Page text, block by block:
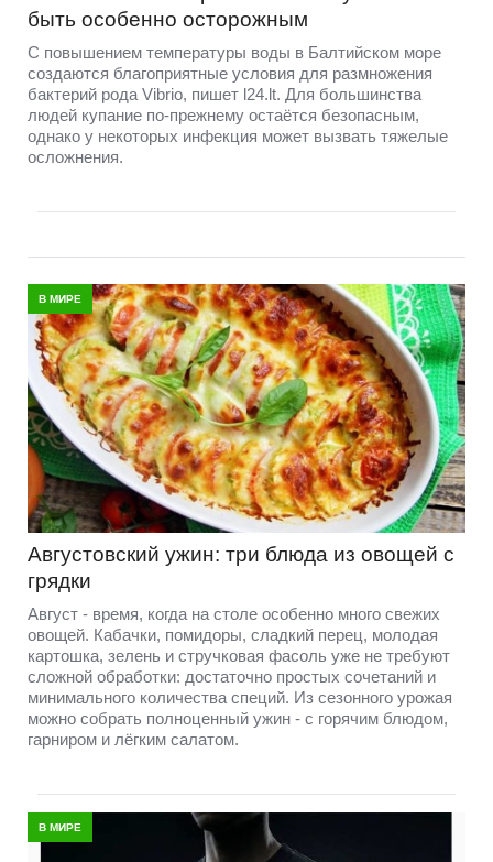
быть особенно осторожным
С повышением температуры воды в Балтийском море
создаются благоприятные условия для размножения
бактерий рода Vibrio, пишет l24.lt. Для большинства
людей купание по-прежнему остаётся безопасным,
однако у некоторых инфекция может вызвать тяжелые
осложнения.
В МИРЕ
Августовский ужин: три блюда из овощей с
грядки
Август - время, когда на столе особенно много свежих
овощей. Кабачки, помидоры, сладкий перец, молодая
картошка, зелень и стручковая фасоль уже не требуют
сложной обработки: достаточно простых сочетаний и
минимального количества специй. Из сезонного урожая
можно собрать полноценный ужин - с горячим блюдом,
гарниром и лёгким салатом.
В МИРЕ